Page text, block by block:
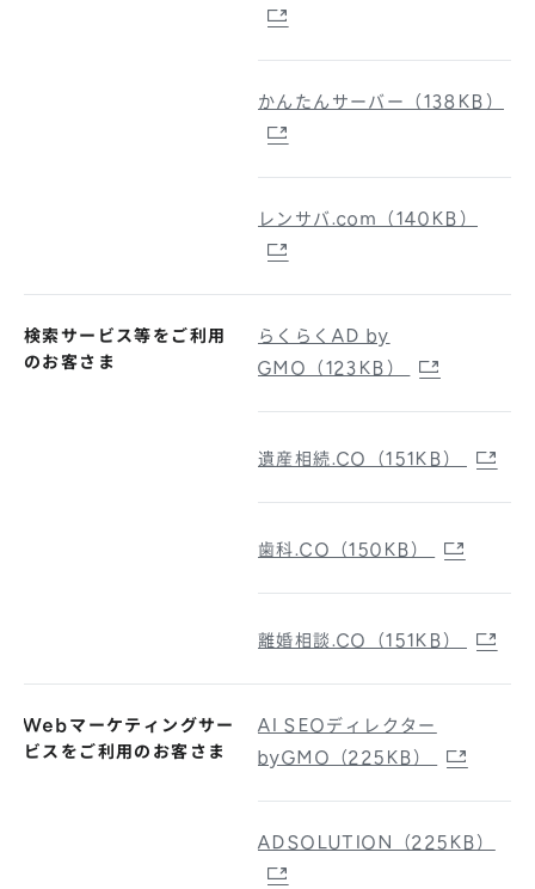
かんたんサーバー（138KB）
レンサバ.com（140KB）
検索サービス等をご利用
のお客さま
らくらくAD by
GMO（123KB）
遺産相続.CO（151KB）
歯科.CO（150KB）
離婚相談.CO（151KB）
Webマーケティングサー
ビスをご利用のお客さま
AI SEOディレクター
byGMO（225KB）
ADSOLUTION（225KB）